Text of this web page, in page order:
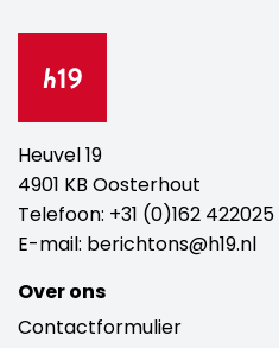
Heuvel 19
4901 KB Oosterhout
Telefoon: +31 (0)162 422025
E-mail: berichtons@h19.nl
Over ons
Contactformulier